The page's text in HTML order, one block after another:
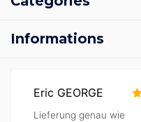
Informations